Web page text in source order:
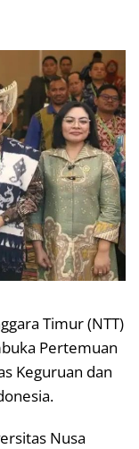
Timur (NTT)
Pertemuan
Keguruan dan
Nusa